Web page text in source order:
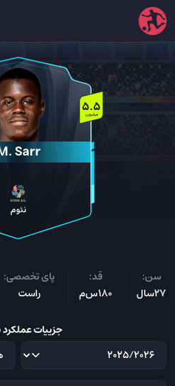
Sarr
5.5
میلیون
نئوم
سن:
27سال
قد:
180س‌م
پای تخصصی:
راست
جزییات عملکرد